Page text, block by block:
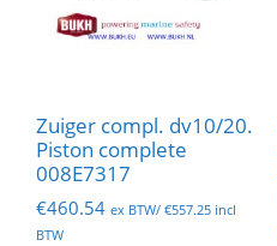
Zuiger compl. dv10/20.
Piston complete
008E7317
€460.54 ex BTW/ €557.25 incl
BTW